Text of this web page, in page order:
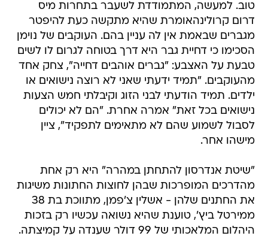
טוב. למעשה, המתמודדת לשעבר בתחרות מיס
דרום קרולינהאומרת שהיא מתקשה כעת להיפטר
מגברים שבאמת אין לה עניין בהם. העוקבים של נוימן
הסכימו כי דחיית גבר היא דרך בטוחה לגרום לו לשים
טבעת על האצבע: "גברים אוהבים דחייה", צחק אחד
מהעוקבים. "תמיד ידעתי שאני לא רוצה נישואים או
ילדים. תמיד הודעתי לבני הזוג וקיבלתי חמש הצעות
נישואים בכל זאת" אמרה אחרת. "הם לא יכולים
לסבול לשמוע שהם לא מתאימים לתפקיד", ציין
מישהו אחר.
"שיטת אנדרסון להתחתן במהרה" היא רק אחת
מהדרכים המופרכות שבהן לחוצות החתונות משיגות
את החתנים שלהן - אשלין צ'פמן, מתווכת בת 38
ממירטל ביץ', טוענת שהיא נשואה עכשיו רק בזכות
היהלום המלאכותי של 99 דולר שענדה על קמיצתה.